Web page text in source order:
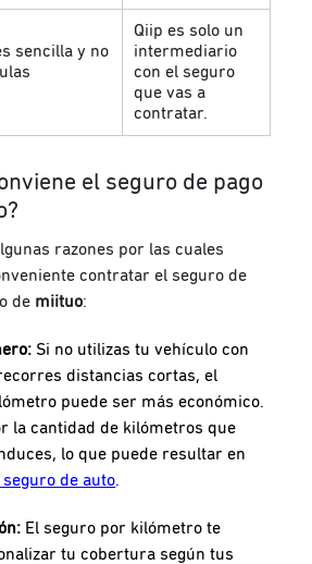
sencilla y no
Qiip es solo un
intermediario
con el seguro
que vas a
contratar.
el seguro de pago
razones por las cuales
contratar el seguro de
de miituo:
Si no utilizas tu vehículo con
distancias cortas, el
puede ser más económico.
la cantidad de kilómetros que
lo que puede resultar en
de auto.
El seguro por kilómetro te
tu cobertura según tus